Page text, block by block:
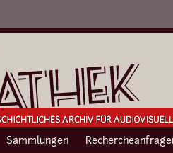
Sammlungen